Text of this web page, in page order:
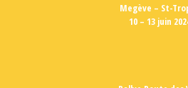
Megève – St-
10 – 13 juin